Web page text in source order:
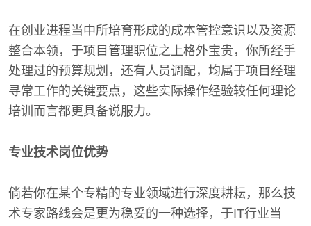
在创业进程当中所培育形成的成本管控意识以及资源
整合本领，于项目管理职位之上格外宝贵，你所经手
处理过的预算规划，还有人员调配，均属于项目经理
寻常工作的关键要点，这些实际操作经验较任何理论
培训而言都更具备说服力。
专业技术岗位优势
倘若你在某个专精的专业领域进行深度耕耘，那么技
术专家路线会是更为稳妥的一种选择，于IT行业当